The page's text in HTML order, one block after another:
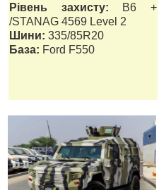
Рівень захисту: B6 +
/STANAG 4569 Level 2
Шини: 335/85R20
База: Ford F550